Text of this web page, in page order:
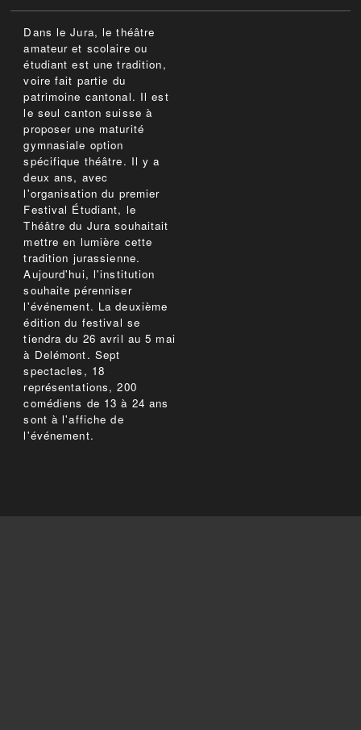
Dans le Jura, le théâtre
amateur et scolaire ou
étudiant est une tradition,
voire fait partie du
patrimoine cantonal. Il est
le seul canton suisse à
proposer une maturité
gymnasiale option
spécifique théâtre. Il y a
deux ans, avec
l'organisation du premier
Festival Étudiant, le
Théâtre du Jura souhaitait
mettre en lumière cette
tradition jurassienne.
Aujourd'hui, l'institution
souhaite pérenniser
l'événement. La deuxième
édition du festival se
tiendra du 26 avril au 5 mai
à Delémont. Sept
spectacles, 18
représentations, 200
comédiens de 13 à 24 ans
sont à l'affiche de
l'événement.